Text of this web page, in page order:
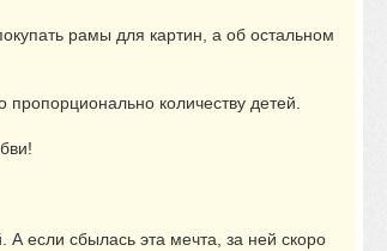
рамы для картин, а об остальном
количеству детей.
если сбылась эта мечта, за ней скоро